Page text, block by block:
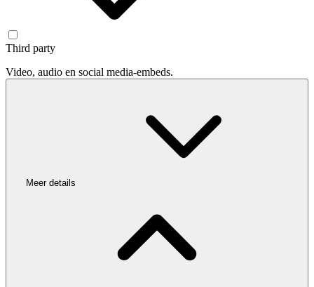
Third party
Video, audio en social media-embeds.
Meer details